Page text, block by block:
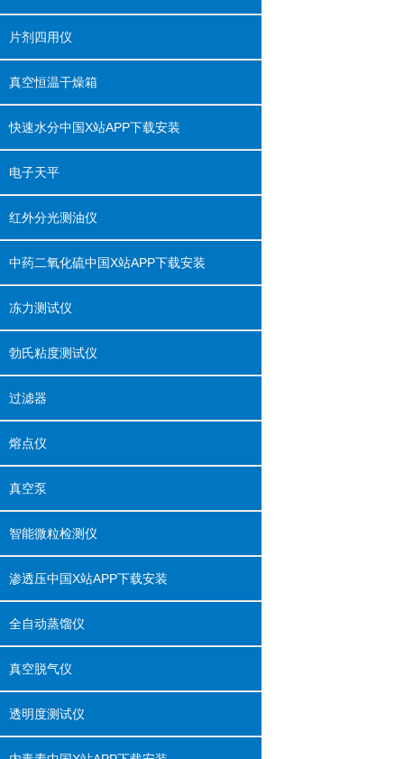
片剂四用仪
真空恒温干燥箱
快速水分中国X站APP下载安装
电子天平
红外分光测油仪
中药二氧化硫中国X站APP下载安装
冻力测试仪
勃氏粘度测试仪
过滤器
熔点仪
真空泵
智能微粒检测仪
渗透压中国X站APP下载安装
全自动蒸馏仪
真空脱气仪
透明度测试仪